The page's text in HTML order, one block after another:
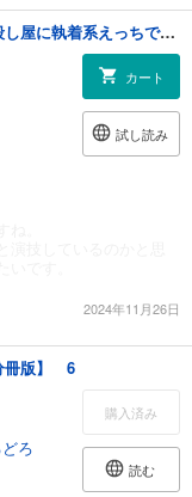
島のお医者さんの裏の顔。元殺し屋に執着系えっちで溺愛されてます。 1
カート
試し読み
2024年11月26日
冊版】 6
ろ
購入済み
読む